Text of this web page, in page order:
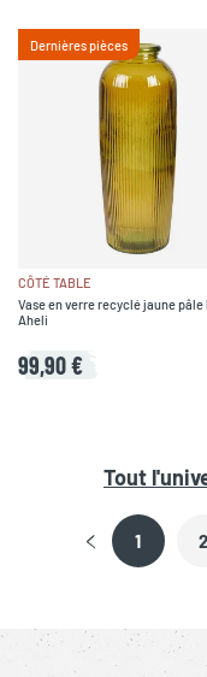
Dernières pièces
CÔTÉ TABLE
Vase en verre recyclé jaune pâle
Aheli
99,90 €
Tout
1 2